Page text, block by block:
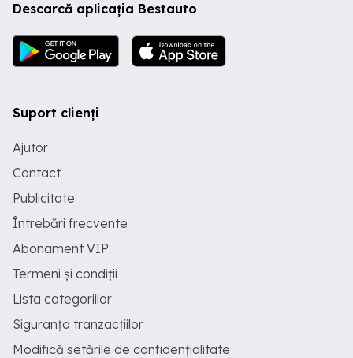
Descarcă aplicația Bestauto
Suport clienți
Ajutor
Contact
Publicitate
Întrebări frecvente
Abonament VIP
Termeni și condiții
Lista categoriilor
Siguranța tranzacțiilor
Modifică setările de confidențialitate